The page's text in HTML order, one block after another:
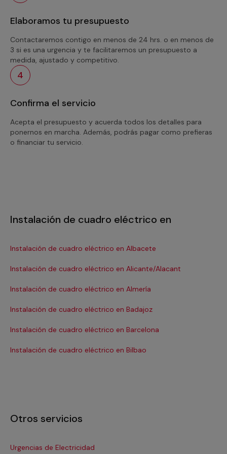
Elaboramos tu presupuesto
Contactaremos contigo en menos de 24 hrs. o en menos de
3 si es una urgencia y te facilitaremos un presupuesto a
medida, ajustado y competitivo.
4
Confirma el servicio
Acepta el presupuesto y acuerda todos los detalles para
ponernos en marcha. Además, podrás pagar como prefieras
o financiar tu servicio.
Instalación de cuadro eléctrico en
Instalación de cuadro eléctrico en Albacete
Instalación de cuadro eléctrico en Alicante/Alacant
Instalación de cuadro eléctrico en Almería
Instalación de cuadro eléctrico en Badajoz
Instalación de cuadro eléctrico en Barcelona
Instalación de cuadro eléctrico en Bilbao
Otros servicios
Urgencias de Electricidad